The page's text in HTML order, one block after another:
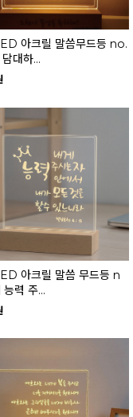
아크릴 말씀무드등 no.
대하...
아크릴 말씀 무드등 n
력 주...